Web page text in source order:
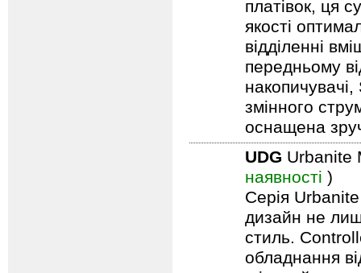
платівок, ця
якості
відділенні
передньому
змінного
оснащена
UDG Urbanite
наявності )
Серія
дизайн не
стиль.
обладнання